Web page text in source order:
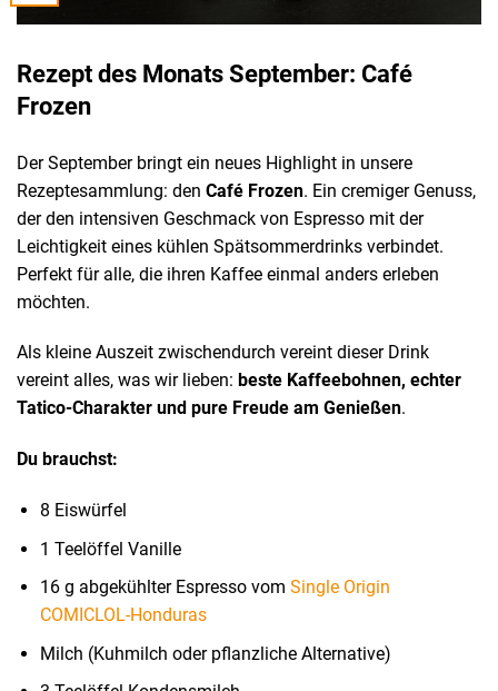
Rezept des Monats September: Café
Frozen
Der September bringt ein neues Highlight in unsere
Rezeptesammlung: den Café Frozen. Ein cremiger Genuss,
der den intensiven Geschmack von Espresso mit der
Leichtigkeit eines kühlen Spätsommerdrinks verbindet.
Perfekt für alle, die ihren Kaffee einmal anders erleben
möchten.
Als kleine Auszeit zwischendurch vereint dieser Drink
vereint alles, was wir lieben: beste Kaffeebohnen, echter
Tatico-Charakter und pure Freude am Genießen.
Du brauchst:
8 Eiswürfel
1 Teelöffel Vanille
16 g abgekühlter Espresso vom Single Origin
COMICLOL-Honduras
Milch (Kuhmilch oder pflanzliche Alternative)